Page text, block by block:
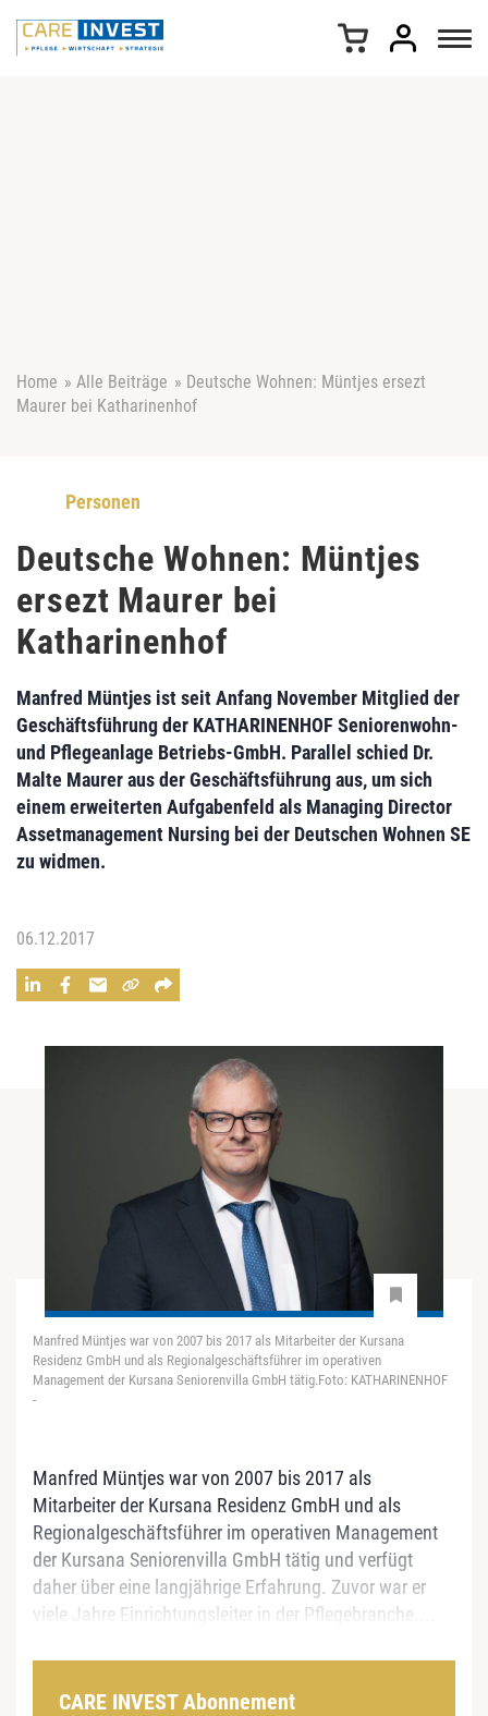
Home » Alle Beiträge » Deutsche Wohnen: Müntjes ersezt
Maurer bei Katharinenhof
Personen
Deutsche Wohnen: Müntjes
ersezt Maurer bei
Katharinenhof
Manfred Müntjes ist seit Anfang November Mitglied der
Geschäftsführung der KATHARINENHOF Seniorenwohn-
und Pflegeanlage Betriebs-GmbH. Parallel schied Dr.
Malte Maureraus der Geschäftsführung aus, um sich
einem erweiterten Aufgabenfeld als Managing Director
Assetmanagement Nursing bei der Deutschen Wohnen SE
zu widmen.
06.12.2017
Manfred Müntjes war von 2007 bis 2017 als Mitarbeiter der Kursana
Residenz GmbH und als Regionalgeschäftsführer im operativen
Management der Kursana Seniorenvilla GmbH tätig.Foto: KATHARINENHOF
-
Manfred Müntjes war von 2007 bis 2017 als
Mitarbeiter der Kursana Residenz GmbH und als
Regionalgeschäftsführer im operativen Management
der Kursana Seniorenvilla GmbH tätig und verfügt
daher über eine langjährige Erfahrung. Zuvor war er
viele Jahre Einrichtungsleiter in der Pflegebranche....
CARE INVEST Abonnement